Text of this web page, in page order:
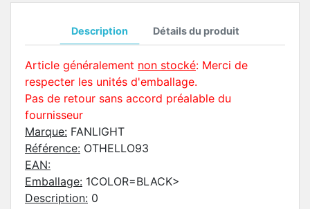
Description Détails du produit
Article généralement non stocké: Merci de
respecter les unités d'emballage.
Pas de retour sans accord préalable du
fournisseur
Marque: FANLIGHT
Référence: OTHELLO93
EAN:
Emballage: 1COLOR=BLACK>
Description: 0